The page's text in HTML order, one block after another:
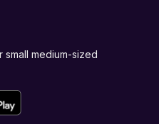
small medium-sized